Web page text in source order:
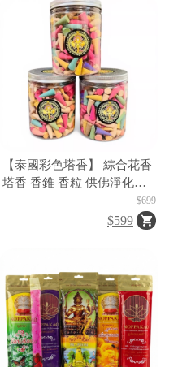
【泰國彩色塔香】 綜合花香
塔香 香錐 香粒 供佛淨化空
$699
$599